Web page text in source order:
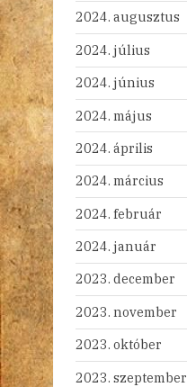
2024. augusztus
2024. július
2024. június
2024. május
2024. április
2024. március
2024. február
2024. január
2023. december
2023. november
2023. október
2023. szeptember